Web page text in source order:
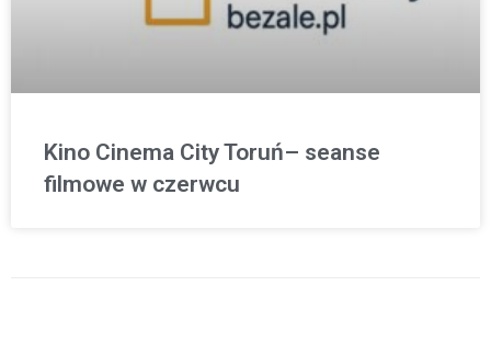
Kino Cinema City Toruń– seanse
filmowe w czerwcu